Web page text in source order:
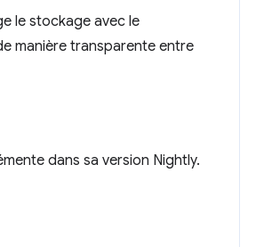
le stockage avec le
manière transparente entre
dans sa version Nightly.